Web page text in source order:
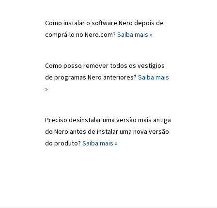
Como instalar o software Nero depois de
comprá-lo no Nero.com? Saiba mais »
Como posso remover todos os vestígios
de programas Nero anteriores? Saiba mais
»
Preciso desinstalar uma versão mais antiga
do Nero antes de instalar uma nova versão
do produto? Saiba mais »